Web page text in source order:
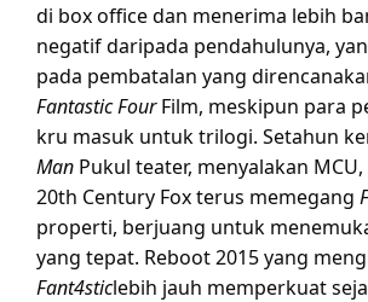
di box office dan menerima lebih
negatif daripada pendahulunya,
pada pembatalan yang
Fantastic FourFilm, meskipun para
kru masuk untuk trilogi. Setahun
Man Pukul teater, menyalakan
20th Century Fox terus memegang
properti, berjuang untuk
yang tepat. Reboot 2015 yang
Fant4sticlebih jauh memperkuat